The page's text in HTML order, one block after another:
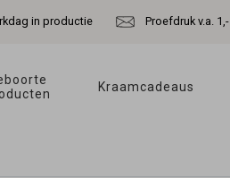
in productie Proefdruk v.a. 1,-
Kraamcadeaus